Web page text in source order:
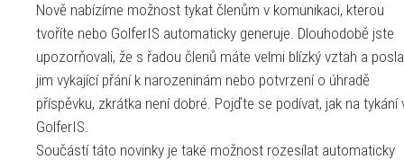
Nově nabízíme možnost tykat členům v komunikaci, kterou
tvoříte nebo GolferIS automaticky generuje. Dlouhodobě jste
upozorňovali, že s řadou členů máte velmi blízký vztah a
jim vykající přání k narozeninám nebo potvrzení o úhradě
příspěvku, zkrátka není dobré. Pojďte se podívat, jak na tykání
GolferIS.
Součástí táto novinky je také možnost rozesílat automaticky